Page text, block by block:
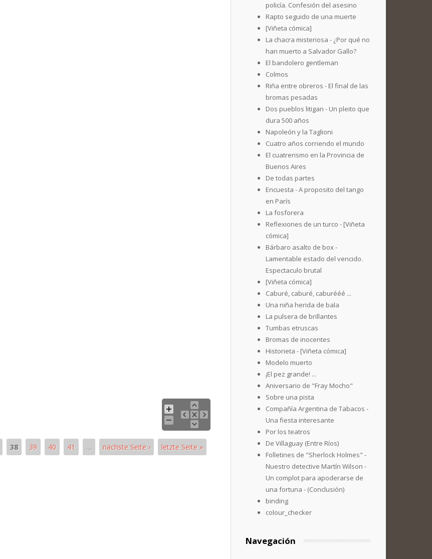
38 39 40 41 … nächste Seite › letzte Seite »
policía. Confesión del asesino
Rapto seguido de una muerte
[Viñeta cómica]
La chacra misteriosa - ¿Por qué no
han muerto a Salvador Gallo?
El bandolero gentleman
Colmos
Riña entre obreros - El final de las
bromas pesadas
Dos pueblos litigan - Un pleito que
dura 500 años
Napoleón y la Taglioni
Cuatro años corriendo el mundo
El cuatrerismo en la Provincia de
Buenos Aires
De todas partes
Encuesta - A proposito del tango
en París
La fosforera
Reflexiones de un turco - [Viñeta
cómica]
Bárbaro asalto de box -
Lamentable estado del vencido.
Espectaculo brutal
[Viñeta cómica]
Caburé, caburé, caburééé ...
Una niña herida de bala
La pulsera de brillantes
Tumbas etruscas
Bromas de inocentes
Historieta - [Viñeta cómica]
Modelo muerto
¡El pez grande! ...
Aniversario de "Fray Mocho"
Sobre una pista
Compañía Argentina de Tabacos -
Una fiesta interesante
Por los teatros
De Villaguay (Entre Ríos)
Folletines de "Sherlock Holmes" -
Nuestro detective Martín Wilson -
Un complot para apoderarse de
una fortuna - (Conclusión)
binding
colour_checker
Navegación